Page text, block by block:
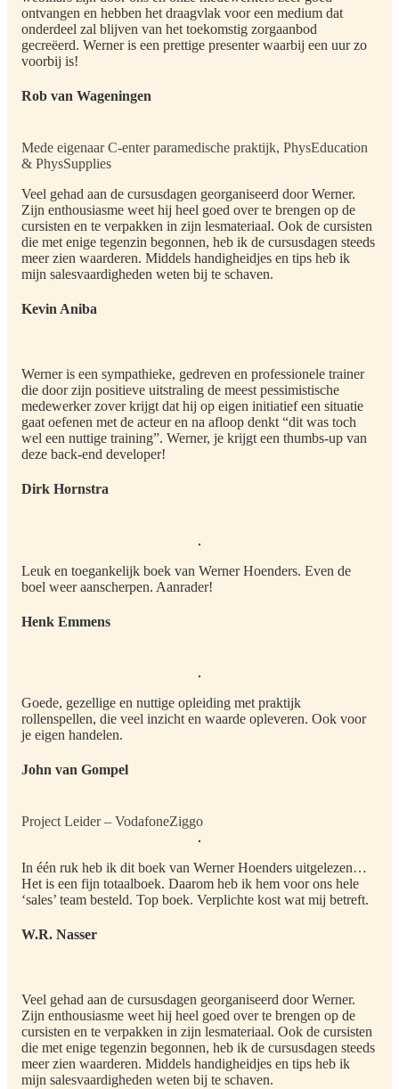
ontvangen en hebben het draagvlak voor een medium dat
onderdeel zal blijven van het toekomstig zorgaanbod
gecreëerd. Werner is een prettige presenter waarbij een uur zo
voorbij is!
Rob van Wageningen
Mede eigenaar C-enter paramedische praktijk, PhysEducation
& PhysSupplies
Veel gehad aan de cursusdagen georganiseerd door Werner.
Zijn enthousiasme weet hij heel goed over te brengen op de
cursisten en te verpakken in zijn lesmateriaal. Ook de cursisten
die met enige tegenzin begonnen, heb ik de cursusdagen steeds
meer zien waarderen. Middels handigheidjes en tips heb ik
mijn salesvaardigheden weten bij te schaven.
Kevin Aniba
Werner is een sympathieke, gedreven en professionele trainer
die door zijn positieve uitstraling de meest pessimistische
medewerker zover krijgt dat hij op eigen initiatief een situatie
gaat oefenen met de acteur en na afloop denkt “dit was toch
wel een nuttige training”. Werner, je krijgt een thumbs-up van
deze back-end developer!
Dirk Hornstra
Leuk en toegankelijk boek van Werner Hoenders. Even de
boel weer aanscherpen. Aanrader!
Henk Emmens
Goede, gezellige en nuttige opleiding met praktijk
rollenspellen, die veel inzicht en waarde opleveren. Ook voor
je eigen handelen.
John van Gompel
Project Leider – VodafoneZiggo
In één ruk heb ik dit boek van Werner Hoenders uitgelezen…
Het is een fijn totaalboek. Daarom heb ik hem voor ons hele
‘sales’ team besteld. Top boek. Verplichte kost wat mij betreft.
W.R. Nasser
Veel gehad aan de cursusdagen georganiseerd door Werner.
Zijn enthousiasme weet hij heel goed over te brengen op de
cursisten en te verpakken in zijn lesmateriaal. Ook de cursisten
die met enige tegenzin begonnen, heb ik de cursusdagen steeds
meer zien waarderen. Middels handigheidjes en tips heb ik
mijn salesvaardigheden weten bij te schaven.